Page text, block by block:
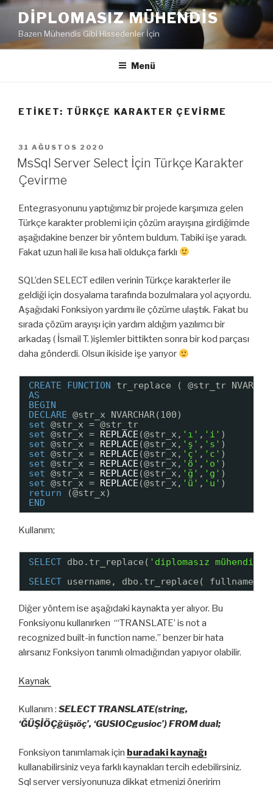
İçeriğe
DIPLOMASIZ MÜHENDIS
Bazen Mühendis Gibi Hissedenler İçin
Menü
ETIKET: TÜRKÇE KARAKTER ÇEVIRME
YAYIM
TARIHI
31 AĞUSTOS 2020
MsSql Server Select İçin Türkçe Karakter
Çevirme
Entegrasyonunu yaptığımız bir projede karşımıza gelen
Türkçe karakter problemi için çözüm arayışına girdiğimde
aşağıdakine benzer bir yöntem buldum. Tabiki işe yaradı.
Fakat uzun hali ile kısa hali oldukça farklı
SQL’den SELECT edilen verinin Türkçe karakterler ile
geldiği için dosyalama tarafında bozulmalara yol açıyordu.
Aşağıdaki Fonksiyon yardımı ile çözüme ulaştık. Fakat bu
sırada çözüm arayışı için yardım aldığım yazılımcı bir
arkadaş ( İsmail T. )işlemler bittikten sonra bir kod parçası
daha gönderdi. Olsun ikiside işe yarıyor
CREATE FUNCTION
tr_replace ( @str_tr
AS
BEGIN
DECLARE @str_x NVARCHAR(100)
set @str_x = @str_tr
set @str_x = REPLACE (@str_x, 'ı' , 'i' )
set @str_x = REPLACE (@str_x, 'ş' , 's' )
set @str_x = REPLACE (@str_x, 'ç' , 'c' )
set @str_x = REPLACE (@str_x, 'ö' , 'o' )
set @str_x = REPLACE (@str_x, 'ğ' , 'g' )
set @str_x = REPLACE (@str_x, 'ü' , 'u' )
return
(@str_x)
END
Kullanım;
SELECT dbo.tr_replace( 'diplomasız mühendis'
SELECT username, dbo.tr_replace( fullname
Diğer yöntem ise aşağıdaki kaynakta yer alıyor. Bu
Fonksiyonu kullanırken “‘TRANSLATE’ is not a
recognized built-in function name.” benzer bir hata
alırsanız Fonksiyon tanımlı olmadığından yapıyor olabilir.
Kaynak
Kullanım : SELECT TRANSLATE(string,
‘ĞÜŞİÖÇğüşıöç’, ‘GUSIOCgusioc’) FROM dual;
Fonksiyon tanımlamak için buradaki kaynağı
kullanabilirsiniz veya farklı kaynakları tercih edebilirsiniz.
Sql server versiyonunuza dikkat etmenizi öneririm